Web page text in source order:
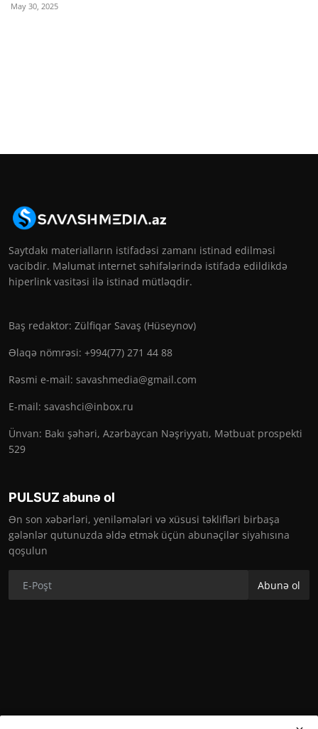
May 30, 2025
Saytdakı materialların istifadəsi zamanı istinad edilməsi
vacibdir. Məlumat internet səhifələrində istifadə edildikdə
hiperlink vasitəsi ilə istinad mütləqdir.
Baş redaktor: Zülfiqar Savaş (Hüseynov)
Əlaqə nömrəsi: +994(77) 271 44 88
Rəsmi e-mail: savashmedia@gmail.com
E-mail: savashci@inbox.ru
Ünvan: Bakı şəhəri, Azərbaycan Nəşriyyatı, Mətbuat prospekti
529
PULSUZ abunə ol
Ən son xəbərləri, yeniləmələri və xüsusi təklifləri birbaşa
gələnlər qutunuzda əldə etmək üçün abunəçilər siyahısına
qoşulun
Abunə ol